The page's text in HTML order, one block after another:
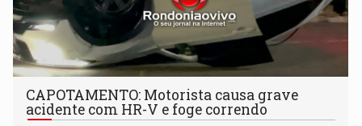
CAPOTAMENTO: Motorista causa grave
acidente com HR-V e foge correndo